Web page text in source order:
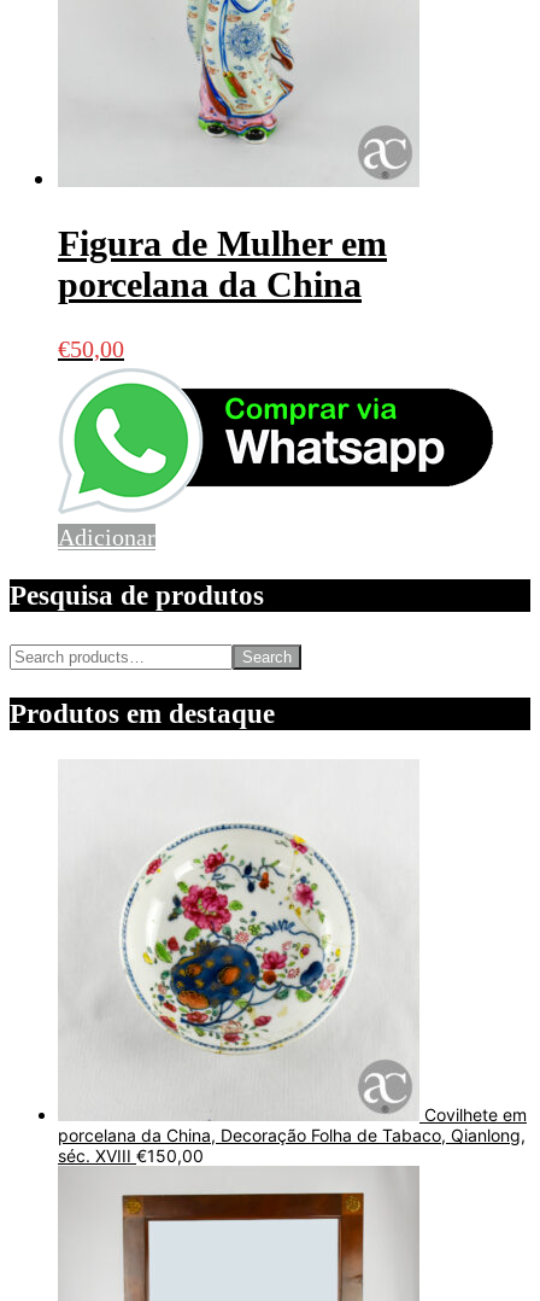
Figura de Mulher em
porcelana da China
€50,00
Adicionar
Pesquisa de produtos
Search
Produtos em destaque
Covilhete em
porcelana da China, Decoração Folha de Tabaco, Qianlong,
séc. XVIII €150,00